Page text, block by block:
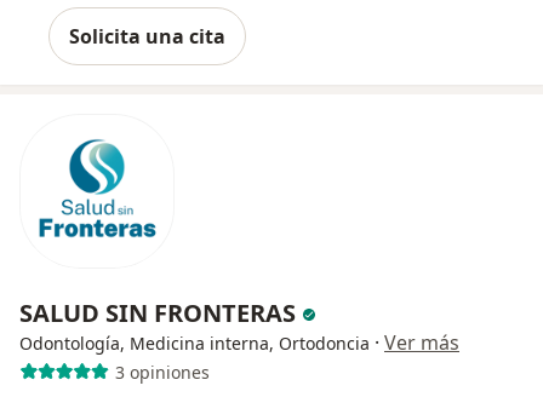
Solicita una cita
SALUD SIN FRONTERAS
Odontología, Medicina interna, Ortodoncia · Ver más
3 opiniones